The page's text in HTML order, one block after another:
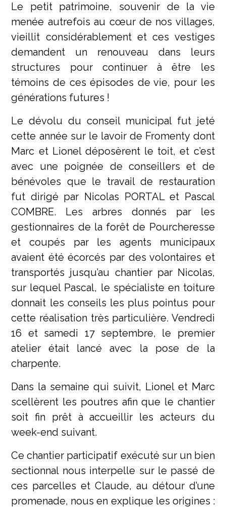
Le petit patrimoine, souvenir de la vie
menée autrefois au cœur de nos villages,
vieillit considérablement et ces vestiges
demandent un renouveau dans leurs
structures pour continuer à être les
témoins de ces épisodes de vie, pour les
générations futures !
Le dévolu du conseil municipal fut jeté
cette année sur le lavoir de Fromenty dont
Marc et Lionel déposèrent le toit, et c’est
avec une poignée de conseillers et de
bénévoles que le travail de restauration
fut dirigé par Nicolas PORTAL et Pascal
COMBRE. Les arbres donnés par les
gestionnaires de la forêt de Pourcheresse
et coupés par les agents municipaux
avaient été écorcés par des volontaires et
transportés jusqu’au chantier par Nicolas,
sur lequel Pascal, le spécialiste en toiture
donnait les conseils les plus pointus pour
cette réalisation très particulière. Vendredi
16 et samedi 17 septembre, le premier
atelier était lancé avec la pose de la
charpente.
Dans la semaine qui suivit, Lionel et Marc
scellèrent les poutres afin que le chantier
soit fin prêt à accueillir les acteurs du
week-end suivant.
Ce chantier participatif exécuté sur un bien
sectionnal nous interpelle sur le passé de
ces parcelles et Claude, au détour d’une
promenade, nous en explique les origines :